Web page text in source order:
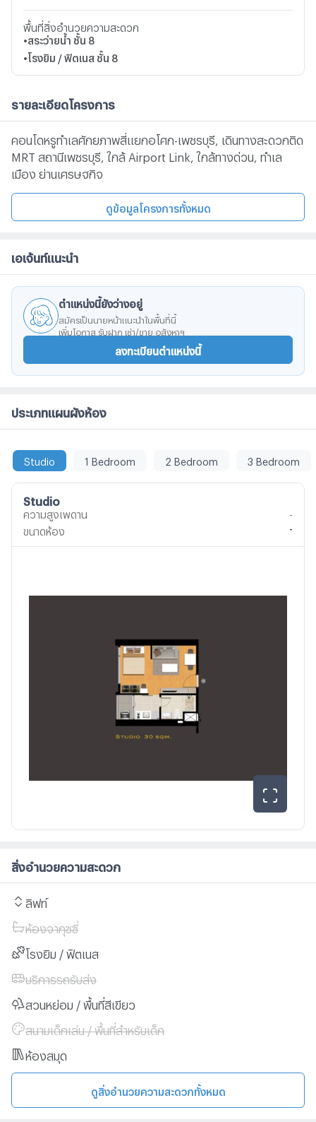
พื้นที่สิ่งอำนวยความสะดวก
•สระว่ายน้ำ ชั้น 8
•โรงยิม / ฟิตเนส ชั้น 8
รายละเอียดโครงการ
คอนโดหรูทำเลศักยภาพสี่แยกอโศก-เพชรบุรี, เดินทางสะดวกติด
MRT สถานีเพชรบุรี, ใกล้ Airport Link, ใกล้ทางด่วน, ทำเล
เมือง ย่านเศรษฐกิจ
ดูข้อมูลโครงการทั้งหมด
เอเจ้นท์แนะนำ
ตำแหน่งนี้ยังว่างอยู่
สมัครเป็นนายหน้าแนะนำในพื้นที่นี้
เพิ่มโอกาส รับฝาก เช่า/ขาย อสังหาฯ
ลงทะเบียนตำแหน่งนี้
ประเภทแผนผังห้อง
Studio 1 Bedroom 2 Bedroom 3 Bedroom
Studio
ความสูงเพดาน
ขนาดห้อง
สิ่งอำนวยความสะดวก
ลิฟท์
ห้องจากุซซี่
โรงยิม / ฟิตเนส
บริการรถรับส่ง
สวนหย่อม / พื้นที่สีเขียว
สนามเด็กเล่น / พื้นที่สำหรับเด็ก
ห้องสมุด
ดูสิ่งอำนวยความสะดวกทั้งหมด